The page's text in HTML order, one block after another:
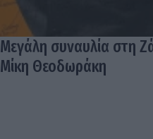
Μεγάλη συναυλία στη
Μίκη Θεοδωράκη